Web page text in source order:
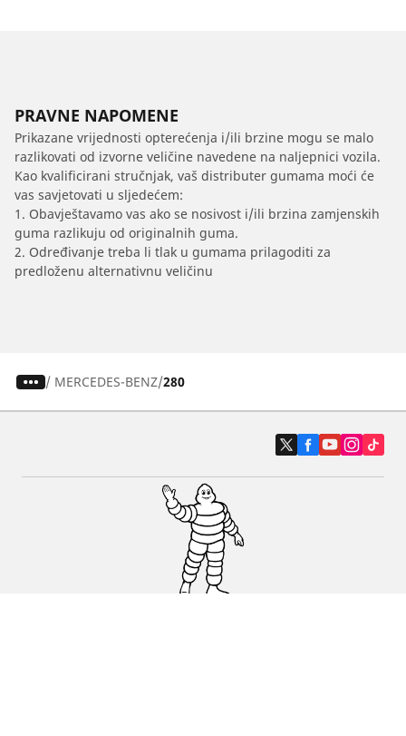
PRAVNE NAPOMENE
Prikazane vrijednosti opterećenja i/ili brzine mogu se malo
razlikovati od izvorne veličine navedene na naljepnici vozila.
Kao kvalificirani stručnjak, vaš distributer gumama moći će
vas savjetovati u sljedećem:
1. Obavještavamo vas ako se nosivost i/ili brzina zamjenskih
guma razlikuju od originalnih guma.
2. Određivanje treba li tlak u gumama prilagoditi za
predloženu alternativnu veličinu
/ MERCEDES-BENZ 280